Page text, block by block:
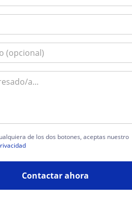
de los dos botones, aceptas nuestro
Contactar ahora